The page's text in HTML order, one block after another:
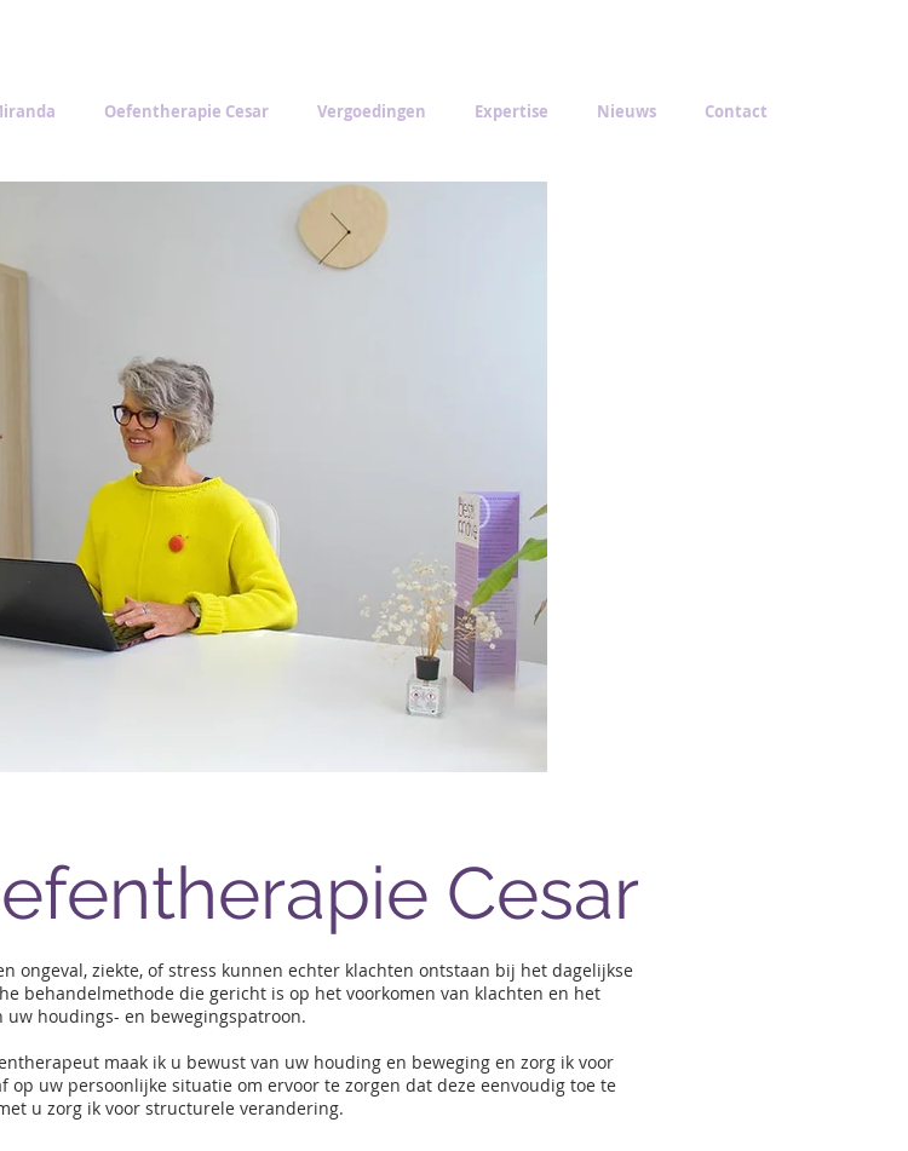
Oefentherapie Cesar Vergoedingen Expertise Nieuws Contact
Cesar
ongeval, ziekte, of stress kunnen echter klachten ontstaan bij het dagelijkse
behandelmethode die gericht is op het voorkomen van klachten en het
uw houdings- en bewegingspatroon.
maak ik u bewust van uw houding en beweging en zorg ik voor
uw persoonlijke situatie om ervoor te zorgen dat deze eenvoudig toe te
u zorg ik voor structurele verandering.